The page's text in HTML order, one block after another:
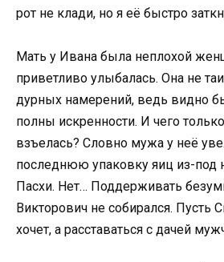
рот не клади, но я её быстро
Мать у Ивана была неплохой
приветливо улыбалась. Она не
дурных намерений, ведь видно
полны искренности. И чего
взъелась? Словно мужа у неё
последнюю упаковку яиц из-под
Пасхи. Нет… Поддерживать
Викторович не собирался. Пусть
хочет, а расставаться с дачей